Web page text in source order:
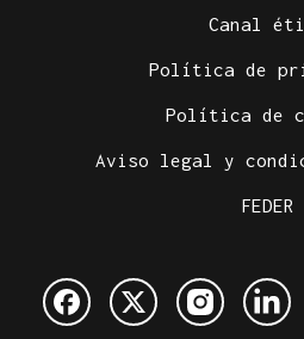
Canal
Política de
Política de
Aviso legal y
FEDER